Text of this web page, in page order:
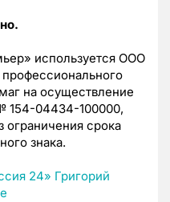
.
используется ООО
на осуществление
154-04434-100000,
ограничения срока
знака.